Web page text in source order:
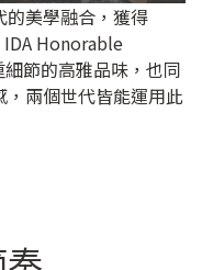
的美學融合，獲得
IDA Honorable
節的高雅品味，也同
兩個世代皆能運用此